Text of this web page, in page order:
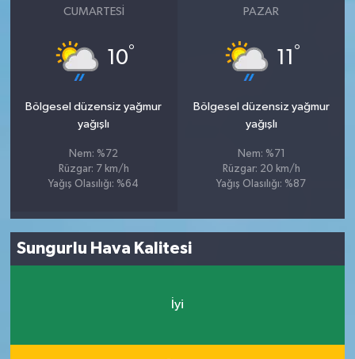
CUMARTESI
10°
Bölgesel düzensiz yağmur
yağışlı
Nem: %72
Rüzgar: 7 km/h
Yağış Olasılığı: %64
PAZAR
11 °
Bölgesel düzensiz yağmur
yağışlı
Nem: %71
Rüzgar: 20 km/h
Yağış Olasılığı: %87
Sungurlu Hava Kalitesi
İyi